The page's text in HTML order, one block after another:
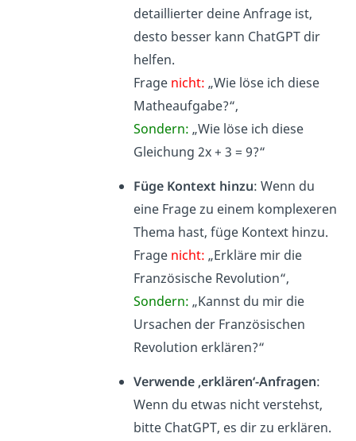
detaillierter deine Anfrage ist,
desto besser kann ChatGPT dir
helfen.
Frage nicht: „Wie löse ich diese
Matheaufgabe?“,
Sondern: „Wie löse ich diese
Gleichung 2x + 3 = 9?“
Füge Kontext hinzu: Wenn du
eine Frage zu einem komplexeren
Thema hast, füge Kontext hinzu.
Frage nicht: „Erkläre mir die
Französische Revolution“,
Sondern: „Kannst du mir die
Ursachen der Französischen
Revolution erklären?“
Verwende ‚erklären‘-Anfragen:
Wenn du etwas nicht verstehst,
bitte ChatGPT, es dir zu erklären.